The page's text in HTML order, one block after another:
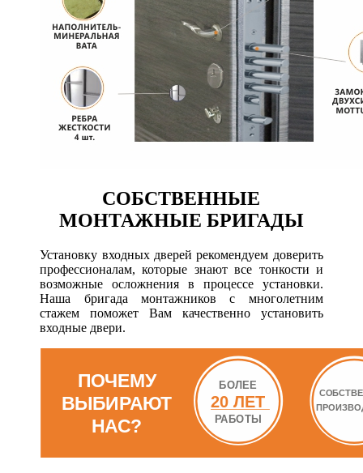
СОБСТВЕННЫЕ
МОНТАЖНЫЕ БРИГАДЫ
Установку входных дверей рекомендуем доверить
профессионалам, которые знают все тонкости и
возможные осложнения в процессе установки.
Наша бригада монтажников с многолетним
стажем поможет Вам качественно установить
входные двери.